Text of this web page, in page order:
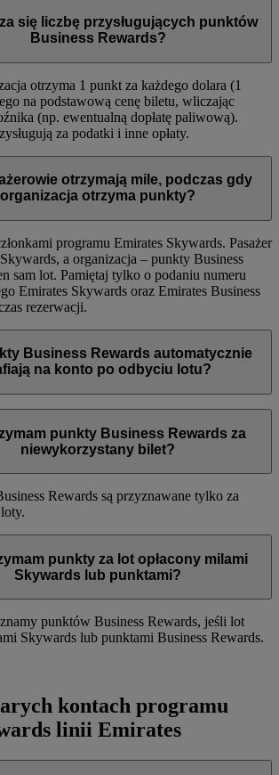
się liczbę przysługujących punktów
Business Rewards?
otrzyma 1 punkt za każdego dolara (1
na podstawową cenę biletu, wliczając
(np. ewentualną dopłatę paliwową).
za podatki i inne opłaty.
otrzymają mile, podczas gdy
organizacja otrzyma punkty?
programu Emirates Skywards. Pasażer
a organizacja – punkty Business
sam lot. Pamiętaj tylko o podaniu numeru
Emirates Skywards oraz Emirates Business
rezerwacji.
Business Rewards automatycznie
na konto po odbyciu lotu?
przed lotem. Punkty trafią na Twoje
4 tygodni od lotu.
punkty Business Rewards za
niewykorzystany bilet?
Rewards są przyznawane tylko za
punkty za lot opłacony milami
Skywards lub punktami?
punktów Business Rewards, jeśli lot
Skywards lub punktami Business Rewards.
kontach programu
linii Emirates